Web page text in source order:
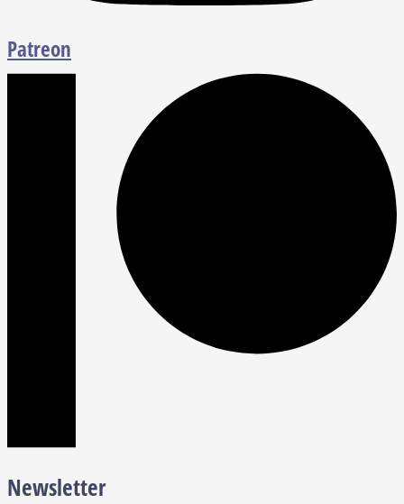
Patreon
Newsletter